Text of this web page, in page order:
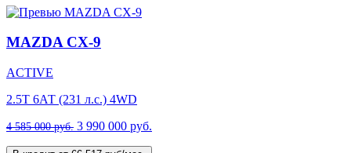
MAZDA CX-9
ACTIVE
2.5T 6АТ (231 л.с.) 4WD
4 585 000 руб. 3 990 000 руб.